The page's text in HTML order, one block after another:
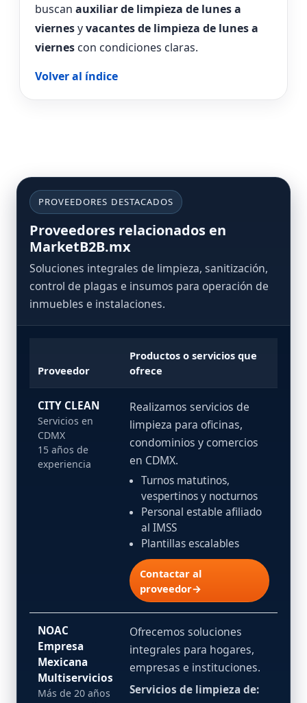
buscan auxiliar de limpieza de lunes a
viernesyvacantes de limpieza de lunes a
viernes con condiciones claras.
Volver al índice
PROVEEDORES DESTACADOS
Proveedores relacionados en
MarketB2B.mx
Soluciones integrales de limpieza, sanitización,
control de plagas e insumos para operación de
inmuebles e instalaciones.
Proveedor
Productos o servicios que
ofrece
CITY CLEAN
Servicios en
CDMX
15 años de
experiencia
Realizamos servicios de
limpieza para oficinas,
condominios y comercios
en CDMX.
Turnos matutinos,
vespertinos y nocturnos
Personal estable afiliado
al IMSS
Plantillas escalables
Contactar al
proveedor→
NOAC
Empresa
Mexicana
Multiservicios
Más de 20 años
Ofrecemos soluciones
integrales para hogares,
empresas e instituciones.
Servicios de limpieza de: